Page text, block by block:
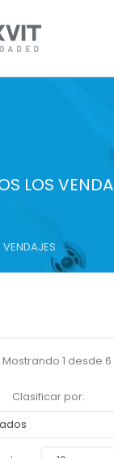
LOS
Mostrando 1 desde
Clasificar por: